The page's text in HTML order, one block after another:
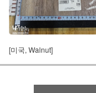
[미국, Walnut]